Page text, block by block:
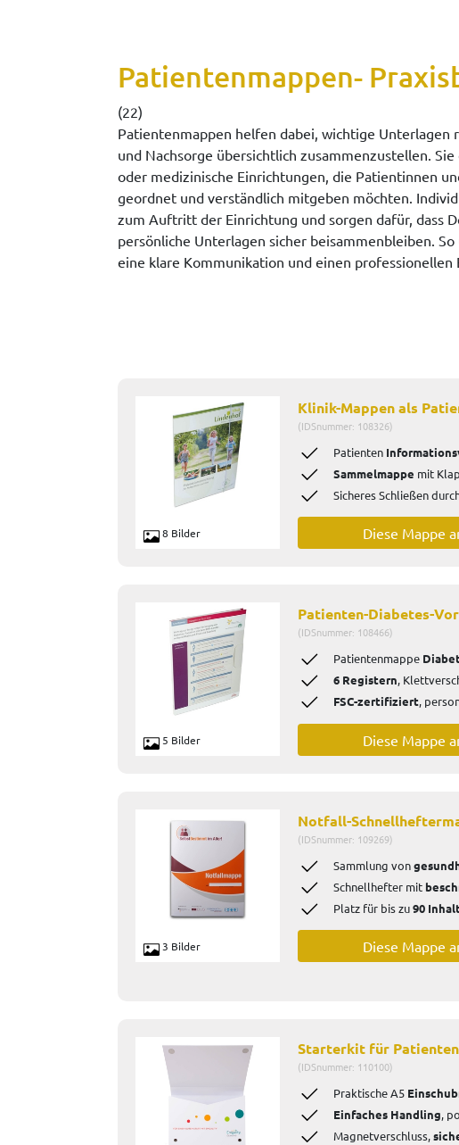
Patientenmappen-
(22)
Patientenmappen helfen dabei, wichtige Unterlagen
und Nachsorge übersichtlich zusammenzustellen.
oder medizinische Einrichtungen, die Patientinnen
geordnet und verständlich mitgeben möchten.
zum Auftritt der Einrichtung und sorgen dafür, dass
persönliche Unterlagen sicher beisammenbleiben.
eine klare Kommunikation und einen
8 Bilder
Klinik-Mappen als
(IDSnummer: 108326)
Patienten
Sammelmappe mit
Sicheres Schließen
Diese Mappe
5 Bilder
Patienten-Diabetes-
(IDSnummer: 108466)
Patientenmappe
6 Registern,
FSC-zertifiziert,
Diese Mappe
3 Bilder
Notfall-
(IDSnummer: 109269)
Sammlung von
Schnellhefter mit
Platz für bis zu90
Diese Mappe
Starterkit für Patienten
(IDSnummer: 110100)
Praktische A5
Einfaches Handling,
Magnetverschluss,